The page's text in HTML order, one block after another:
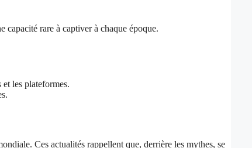
capacité rare à captiver à chaque époque.
les plateformes.
Ces actualités rappellent que, derrière les mythes, se